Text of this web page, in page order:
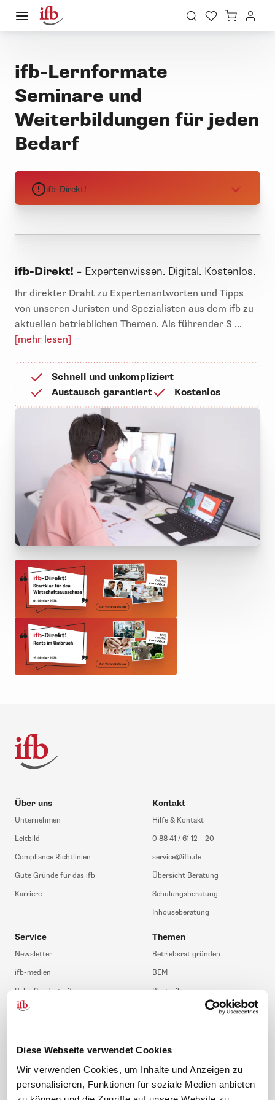
Diese Webseite verwendet Cookies
Wir verwenden Cookies, um Inhalte und Anzeigen zu
personalisieren, Funktionen für soziale Medien anbieten
ifb-Lernformate
Seminare und
Weiterbildungen für jeden
Bedarf
ifb-Direkt!
ifb-Direkt! – Expertenwissen. Digital. Kostenlos.
Ihr direkter Draht zu Expertenantworten und Tipps
von unseren Juristen und Spezialisten aus dem ifb zu
aktuellen betrieblichen Themen. Als führender S ...
[mehr lesen]
Schnell und unkompliziert
Austausch garantiert
Kostenlos
Über uns
Unternehmen
Leitbild
Compliance Richtlinien
Gute Gründe für das ifb
Karriere
Kontakt
Hilfe & Kontakt
0 88 41 / 61 12 – 20
service@ifb.de
Übersicht Beratung
Schulungsberatung
Inhouseberatung
Service
Newsletter
ifb-medien
Bahn Sondertarif
meinifb
FAQ
ifb-App Betriebsrat360
Themen
Betriebsrat gründen
BEM
Rhetorik
JAV-Wahl
News. Wissen. Themen. Folgen Sie uns